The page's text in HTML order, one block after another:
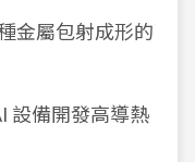
金屬包射成形的
設備開發高導熱